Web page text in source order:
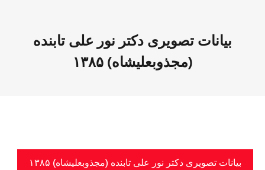
بیانات تصویری دکتر نور علی تابنده
(مجذوبعلیشاه) ۱۳۸۵
بیانات تصویری دکتر نور علی تابنده (مجذوبعلیشاه) ۱۳۸۵